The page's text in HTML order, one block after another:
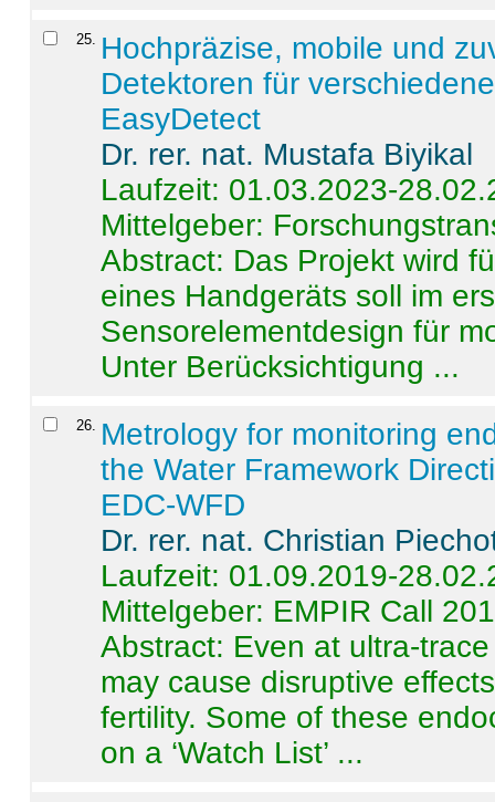
25. Hochpräzise, mobile und
Detektoren für
EasyDetect
Dr. rer. nat. Mustafa Biyikal
Laufzeit: 01.03.2023-
Mittelgeber:
Abstract: Das Projekt wird
eines Handgeräts soll im
Sensorelementdesign für
Unter Berücksichtigung ...
26. Metrology for monitoring
the Water Framework
EDC-WFD
Dr. rer. nat. Christian
Laufzeit: 01.09.2019-
Mittelgeber: EMPIR Call
Abstract: Even at ultra-
may cause disruptive
fertility. Some of these
on a ‘Watch List’ ...